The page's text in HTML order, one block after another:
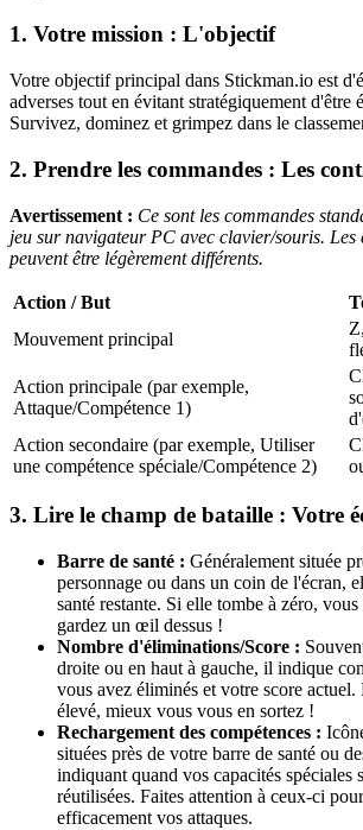
1. Votre mission : L'objectif
Votre objectif principal dans Stickman.io est
adverses tout en évitant stratégiquement d'être
Survivez, dominez et grimpez dans le
2. Prendre les commandes : Les
Avertissement : Ce sont les commandes
jeu sur navigateur PC avec clavier/souris. Les
peuvent être légèrement différents.
Action / But
Mouvement principal
Action principale (par exemple,
Attaque/Compétence 1)
Action secondaire (par exemple, Utiliser
une compétence spéciale/Compétence 2)
3. Lire le champ de bataille : Votre
Barre de santé : Généralement située
personnage ou dans un coin de l'écran,
santé restante. Si elle tombe à zéro,
gardez un œil dessus !
Nombre d'éliminations/Score :
droite ou en haut à gauche, il indique
vous avez éliminés et votre score actuel.
élevé, mieux vous vous en sortez !
Rechargement des compétences :
situées près de votre barre de santé ou
indiquant quand vos capacités spéciales
réutilisées. Faites attention à ceux-ci
efficacement vos attaques.